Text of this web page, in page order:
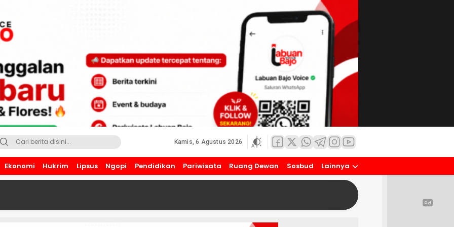
Kamis, 6 Agustus 2026
Ekonomi Hukrim Lipsus Ngopi Pendidikan Pariwisata Ruang Dewan Sosbud Lainnya